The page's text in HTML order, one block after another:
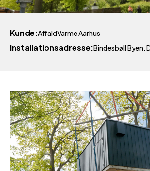
Kunde AffaldVarme Aarhus
Installationsadresse Bindesbøll Byen,